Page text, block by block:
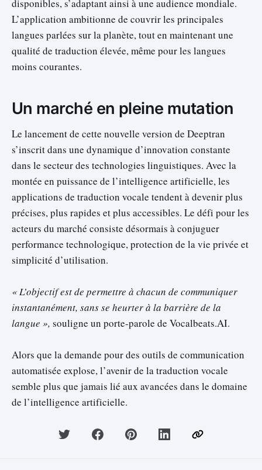
disponibles, s’adaptant ainsi à une audience mondiale.
L’application ambitionne de couvrir les principales
langues parlées sur la planète, tout en maintenant une
qualité de traduction élevée, même pour les langues
moins courantes.
Un marché en pleine mutation
Le lancement de cette nouvelle version de Deeptran
s’inscrit dans une dynamique d’innovation constante
dans le secteur des technologies linguistiques. Avec la
montée en puissance de l’intelligence artificielle, les
applications de traduction vocale tendent à devenir plus
précises, plus rapides et plus accessibles. Le défi pour les
acteurs du marché consiste désormais à conjuguer
performance technologique, protection de la vie privée et
simplicité d’utilisation.
« L’objectif est de permettre à chacun de communiquer
instantanément, sans se heurter à la barrière de la
langue », souligne un porte-parole de Vocalbeats.AI.
Alors que la demande pour des outils de communication
automatisée explose, l’avenir de la traduction vocale
semble plus que jamais lié aux avancées dans le domaine
de l’intelligence artificielle.